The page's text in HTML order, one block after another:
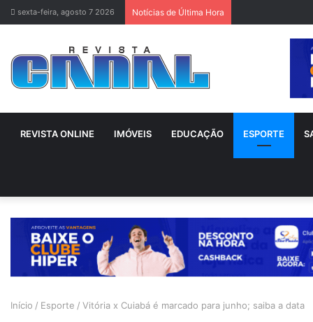
sexta-feira, agosto 7 2026 Notícias de Última Hora
REVISTA ONLINE IMÓVEIS EDUCAÇÃO ESPORTE
Início / Esporte / Vitória x Cuiabá é marcado para junho; saiba a data